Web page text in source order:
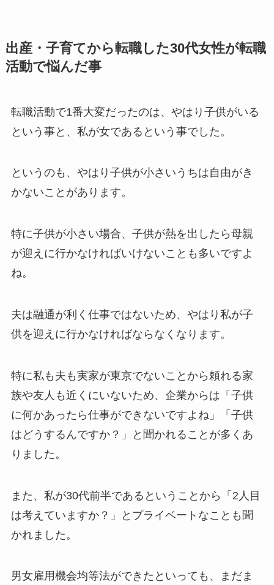
出産・子育てから転職した30代女性が転職
活動で悩んだ事
転職活動で1番大変だったのは、やはり子供がいる
という事と、私が女であるという事でした。
というのも、やはり子供が小さいうちは自由がき
かないことがあります。
特に子供が小さい場合、子供が熱を出したら母親
が迎えに行かなければいけないことも多いですよ
ね。
夫は融通が利く仕事ではないため、やはり私が子
供を迎えに行かなければならなくなります。
特に私も夫も実家が東京でないことから頼れる家
族や友人も近くにいないため、企業からは「子供
に何かあったら仕事ができないですよね」「子供
はどうするんですか？」と聞かれることが多くあ
りました。
また、私が30代前半であるということから「2人目
は考えていますか？」とプライベートなことも聞
かれました。
男女雇用機会均等法ができたといっても、まだま